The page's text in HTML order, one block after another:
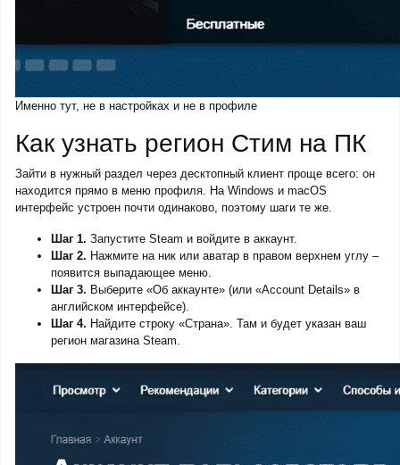
Именно тут, не в настройках и не в профиле
Как узнать регион Стим на ПК
Зайти в нужный раздел через десктопный клиент проще всего: он
находится прямо в меню профиля. На Windows и macOS
интерфейс устроен почти одинаково, поэтому шаги те же.
Шаг 1. Запустите Steam и войдите в аккаунт.
Шаг 2. Нажмите на ник или аватар в правом верхнем углу –
появится выпадающее меню.
Шаг 3. Выберите «Об аккаунте» (или «Account Details» в
английском интерфейсе).
Шаг 4. Найдите строку «Страна». Там и будет указан ваш
регион магазина Steam.